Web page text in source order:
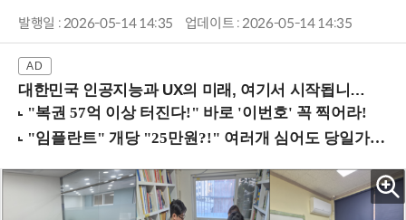
발행일 : 2026-05-14 14:35 업데이트 : 2026-05-14 14:35
대한민국 인공지능과 UX의 미래, 여기서 시작됩니다! (9/2 강남역)